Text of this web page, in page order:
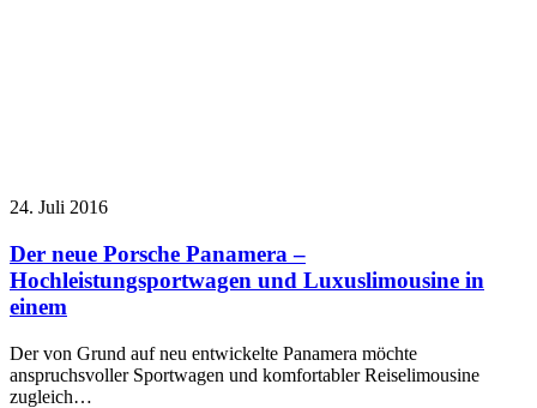
24. Juli 2016
Der neue Porsche Panamera –
Hochleistungsportwagen und Luxuslimousine in
einem
Der von Grund auf neu entwickelte Panamera möchte
anspruchsvoller Sportwagen und komfortabler Reiselimousine
zugleich…